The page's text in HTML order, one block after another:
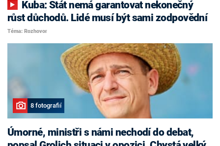
růst důchodů. Lidé musí být sami zodpovědní
Téma: Rozhovor
8 fotografií
Úmorné, ministři s námi nechodí do debat,